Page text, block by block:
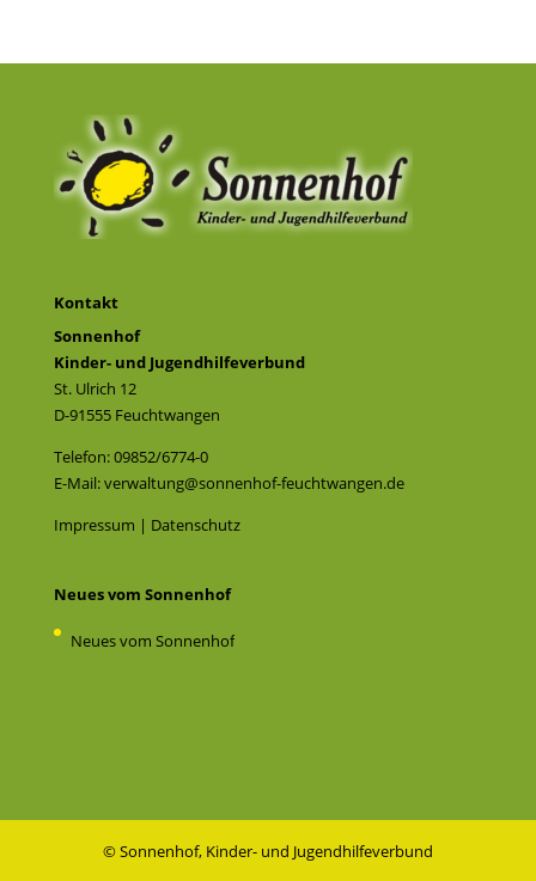
Kontakt
Sonnenhof
Kinder- und Jugendhilfeverbund
St. Ulrich 12
D-91555 Feuchtwangen
Telefon: 09852/6774-0
E-Mail:verwaltung@sonnenhof-feuchtwangen.de
Impressum | Datenschutz
Neues vom Sonnenhof
Neues vom Sonnenhof
© Sonnenhof, Kinder- und Jugendhilfeverbund